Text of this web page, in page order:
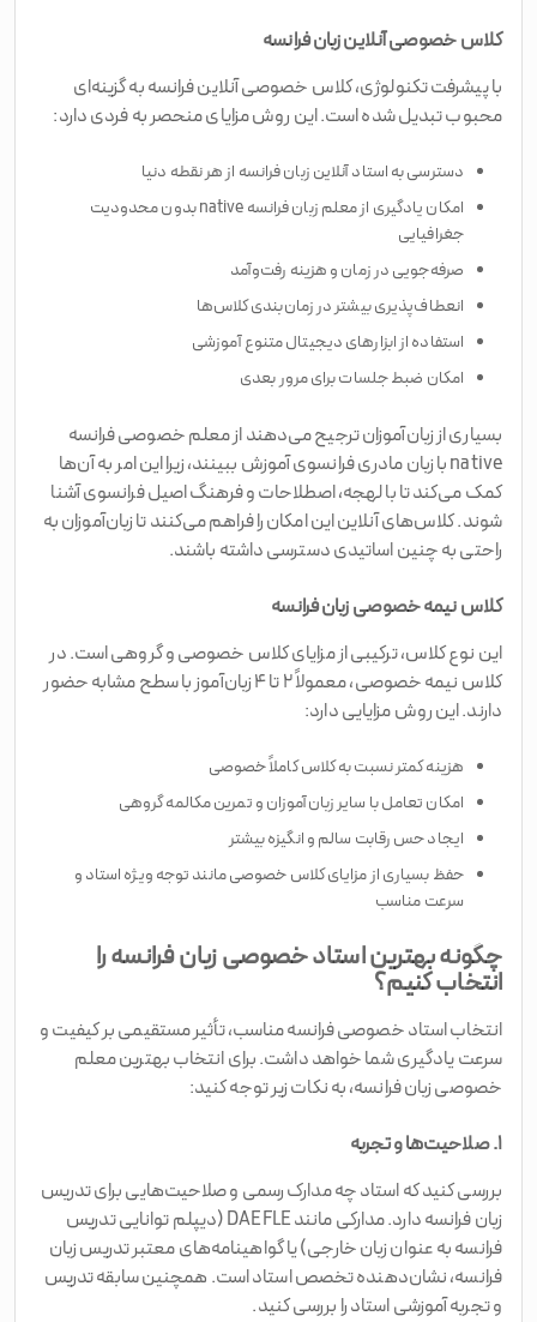
کلاس خصوصی آنلاین زبان فرانسه
با پیشرفت تکنولوژی، کلاس خصوصی آنلاین فرانسه به گزینه‌ای
محبوب تبدیل شده است. این روش مزایای منحصر به فردی دارد:
دسترسی به استاد آنلاین زبان فرانسه از هر نقطه دنیا
امکان یادگیری از معلم زبان فرانسه native بدون محدودیت
جغرافیایی
صرفه‌جویی در زمان و هزینه رفت‌وآمد
انعطاف‌پذیری بیشتر در زمان‌بندی کلاس‌ها
استفاده از ابزارهای دیجیتال متنوع آموزشی
امکان ضبط جلسات برای مرور بعدی
بسیاری از زبان‌آموزان ترجیح می‌دهند از معلم خصوصی فرانسه
native با زبان مادری فرانسوی آموزش ببینند، زیرا این امر به آن‌ها
کمک می‌کند تا با لهجه، اصطلاحات و فرهنگ اصیل فرانسوی آشنا
شوند. کلاس‌های آنلاین این امکان را فراهم می‌کنند تا زبان‌آموزان به
راحتی به چنین اساتیدی دسترسی داشته باشند.
کلاس نیمه خصوصی زبان فرانسه
این نوع کلاس، ترکیبی از مزایای کلاس خصوصی و گروهی است. در
کلاس نیمه خصوصی، معمولاً ۲ تا ۴ زبان‌آموز با سطح مشابه حضور
دارند. این روش مزایایی دارد:
هزینه کمتر نسبت به کلاس کاملاً خصوصی
امکان تعامل با سایر زبان‌آموزان و تمرین مکالمه گروهی
ایجاد حس رقابت سالم و انگیزه بیشتر
حفظ بسیاری از مزایای کلاس خصوصی مانند توجه ویژه استاد و
سرعت مناسب
چگونه بهترین استاد خصوصی زبان فرانسه را
انتخاب کنیم؟
انتخاب استاد خصوصی فرانسه مناسب، تأثیر مستقیمی بر کیفیت و
سرعت یادگیری شما خواهد داشت. برای انتخاب بهترین معلم
خصوصی زبان فرانسه، به نکات زیر توجه کنید:
۱. صلاحیت‌ها و تجربه
بررسی کنید که استاد چه مدارک رسمی و صلاحیت‌هایی برای تدریس
زبان فرانسه دارد. مدارکی مانند DAEFLE (دیپلم توانایی تدریس
فرانسه به عنوان زبان خارجی) یا گواهینامه‌های معتبر تدریس زبان
فرانسه، نشان‌دهنده تخصص استاد است. همچنین سابقه تدریس
و تجربه آموزشی استاد را بررسی کنید.